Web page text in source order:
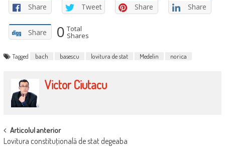
Share Tweet Share Share
Share 0 Total
Shares
Tagged bach basescu lovitura de stat Medelin norica
Victor Ciutacu
POST
NAVIGATION
Articolul anterior
Lovitura constituţională de stat degeaba